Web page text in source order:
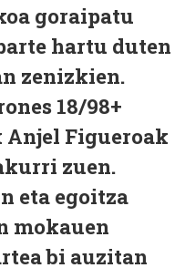
goraipatu
hartu duten
zenizkien.
18/98+
Figueroak
zuen.
eta egoitza
mokauen
bi auzitan